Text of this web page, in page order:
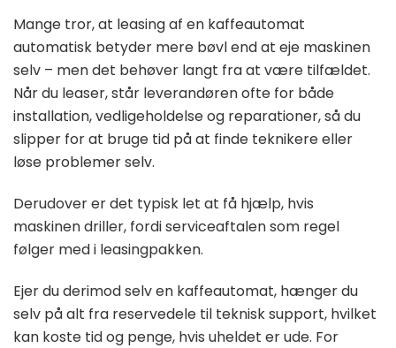
Mange tror, at leasing af en kaffeautomat
automatisk betyder mere bøvl end at eje maskinen
selv – men det behøver langt fra at være tilfældet.
Når du leaser, står leverandøren ofte for både
installation, vedligeholdelse og reparationer, så du
slipper for at bruge tid på at finde teknikere eller
løse problemer selv.
Derudover er det typisk let at få hjælp, hvis
maskinen driller, fordi serviceaftalen som regel
følger med i leasingpakken.
Ejer du derimod selv en kaffeautomat, hænger du
selv på alt fra reservedele til teknisk support, hvilket
kan koste tid og penge, hvis uheldet er ude. For